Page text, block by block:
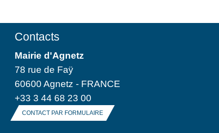
Contacts
Mairie d'Agnetz
78 rue de Faÿ
60600 Agnetz - FRANCE
+33 3 44 68 23 00
CONTACT PAR FORMULAIRE